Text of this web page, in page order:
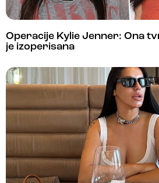
Operacije Kylie Jenner: Ona
je izoperisana